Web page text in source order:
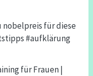
nobelpreis für diese
#aufklärung
für Frauen |